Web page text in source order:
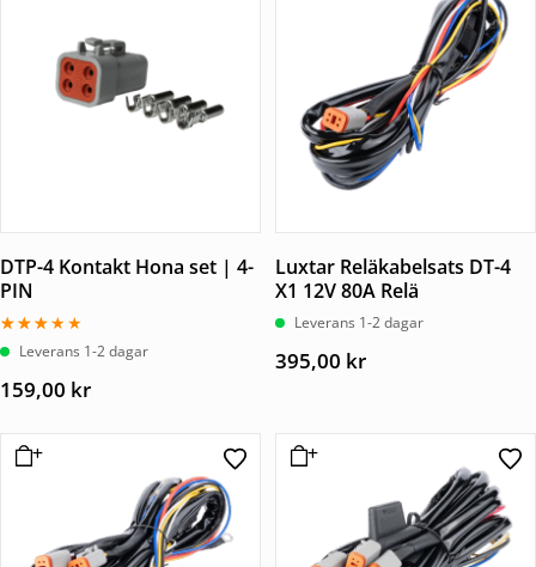
DTP-4 Kontakt Hona set | 4-
PIN
Betygsatt
3.00Leverans 1-2 dagar
159,00 kr
Luxtar Reläkabelsats DT-4
X1 12V 80A Relä
Leverans 1-2 dagar
395,00 kr